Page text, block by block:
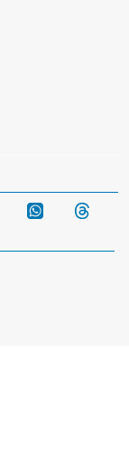
Telegram WhatsApp